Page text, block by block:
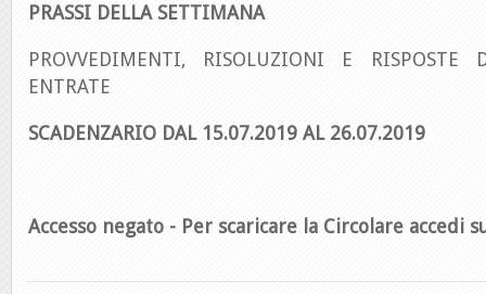
PRASSI DELLA SETTIMANA
PROVVEDIMENTI, RISOLUZIONI E RISPOSTE
ENTRATE
SCADENZARIO DAL 15.07.2019 AL 26.07.2019
Accesso negato - Per scaricare la Circolare accedi